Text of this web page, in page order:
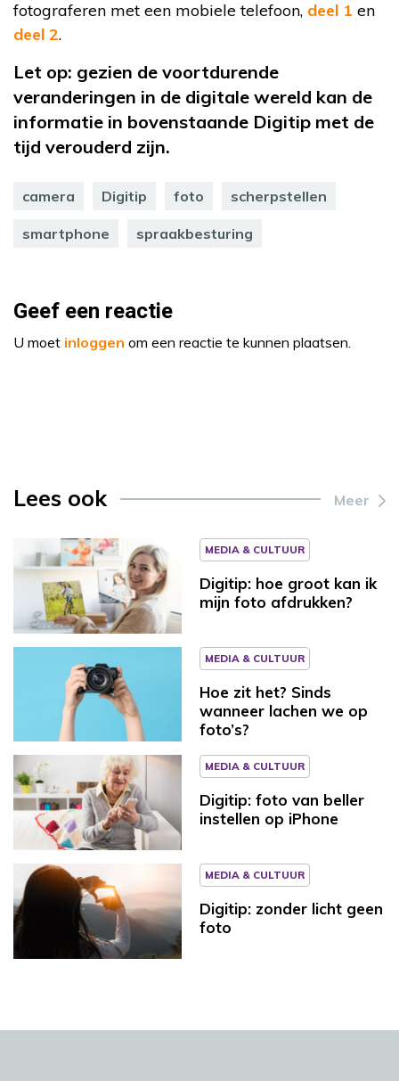
fotograferen met een mobiele telefoon, deel 1 en
deel 2.
Let op: gezien de voortdurende
veranderingen in de digitale wereld kan de
informatie in bovenstaande Digitip met de
tijd verouderd zijn.
camera Digitip foto scherpstellen
smartphone spraakbesturing
Geef een reactie
U moet inloggen om een reactie te kunnen plaatsen.
Lees ook Meer
MEDIA & CULTUUR
Digitip: hoe groot kan ik
mijn foto afdrukken?
MEDIA & CULTUUR
Hoe zit het? Sinds
wanneer lachen we op
foto’s?
MEDIA & CULTUUR
Digitip: foto van beller
instellen op iPhone
MEDIA & CULTUUR
Digitip: zonder licht geen
foto